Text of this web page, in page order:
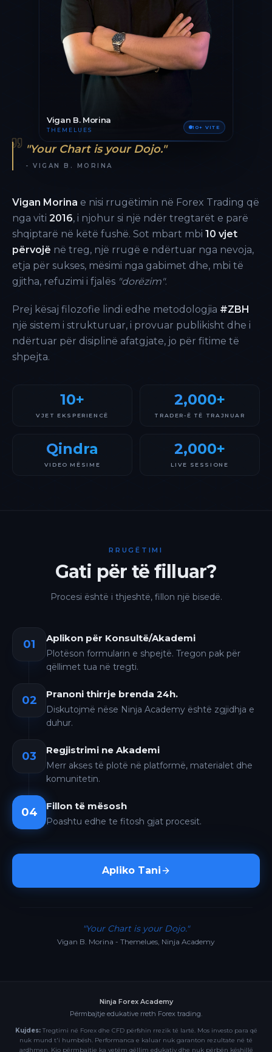
Vigan B. Morina
THEMELUES 10+ VITE
"Your Chart is your Dojo."
- VIGAN B. MORINA
Vigan Morina e nisi rrugëtimin në Forex Trading që
nga viti 2016, i njohur si një ndër tregtarët e parë
shqiptarë në këtë fushë. Sot mbart mbi 10 vjet
përvojë në treg, një rrugë e ndërtuar nga nevoja,
etja për sukses, mësimi nga gabimet dhe, mbi të
gjitha, refuzimi i fjalës "dorëzim".
Prej kësaj filozofie lindi edhe metodologjia #ZBH
një sistem i strukturuar, i provuar publikisht dhe i
ndërtuar për disiplinë afatgjate, jo për fitime të
shpejta.
10+
VJET EKSPERIENCË
2,000+
TRADER-Ë TË TRAJNUAR
Qindra
VIDEO MËSIME
2,000+
LIVE SESSIONE
RRUGËTIMI
Gati për të filluar?
Procesi është i thjeshtë, fillon një bisedë.
01 Aplikon për Konsultë/Akademi
Plotëson formularin e shpejtë. Tregon pak për
qëllimet tua në tregti.
02 Pranoni thirrje brenda 24h.
Diskutojmë nëse Ninja Academy është zgjidhja e
duhur.
03 Regjistrimi ne Akademi
Merr akses të plotë në platformë, materialet dhe
komunitetin.
04 Fillon të mësosh
Poashtu edhe te fitosh gjat procesit.
Apliko Tani
"Your Chart is your Dojo."
Vigan B. Morina - Themelues, Ninja Academy
Ninja Forex Academy
Përmbajtje edukative rreth Forex trading.
Kujdes:Tregtimi në Forex dhe CFD përfshin rrezik të lartë. Mos investo para që
nuk mund t'i humbësh. Performanca e kaluar nuk garanton rezultate në të
ardhmen. Kjo përmbajtje ka vetëm qëllim edukativ dhe nuk përbën këshillë